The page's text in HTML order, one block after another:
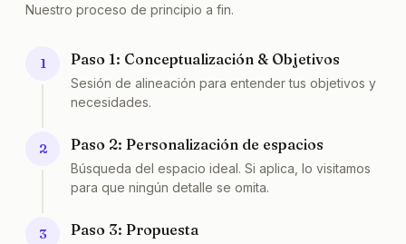
Nuestro proceso de principio a fin.
1 Paso 1: Conceptualización & Objetivos
Sesión de alineación para entender tus objetivos y
necesidades.
2 Paso 2: Personalización de espacios
Búsqueda del espacio ideal. Si aplica, lo visitamos
para que ningún detalle se omita.
3 Paso 3: Propuesta